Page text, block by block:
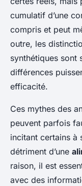
cumulatif d’une
compris et peut
outre, les
synthétiques sont
différences
efficacité.
Ces mythes des
peuvent parfois
incitant certains à
détriment d’une
raison, il est
avec des